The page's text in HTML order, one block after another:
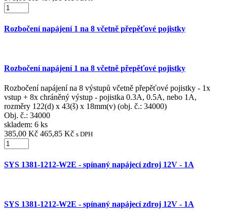
Rozbočení napájení 1 na 8 včetně přepěťové pojistky
Rozbočení napájení 1 na 8 včetně přepěťové pojistky
Rozbočení napájení na 8 výstupů včetně přepěťové pojistky - 1x
vstup + 8x chráněný výstup - pojistka 0.3A, 0.5A, nebo 1A,
rozměry 122(d) x 43(š) x 18mm(v) (obj. č.: 34000)
Obj. č.: 34000
skladem: 6 ks
385,00 Kč 465,85 Kč s DPH
SYS 1381-1212-W2E - spínaný napájecí zdroj 12V - 1A
SYS 1381-1212-W2E - spínaný napájecí zdroj 12V - 1A